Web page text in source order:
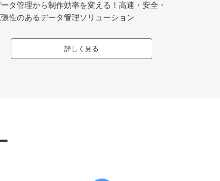
タ管理から制作効率を変える！高速・安全・
性のあるデータ管理ソリューション
詳しく見る